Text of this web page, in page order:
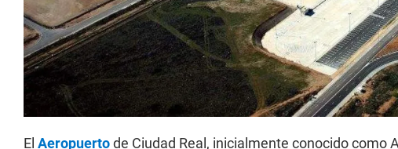
El Aeropuertode Ciudad Real, inicialmente conocido como